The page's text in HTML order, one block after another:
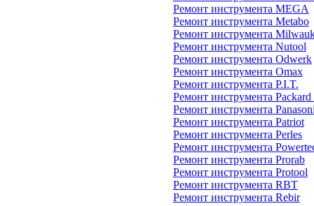
Ремонт инструмента MEGA
Ремонт инструмента Metabo
Ремонт инструмента
Ремонт инструмента Nutool
Ремонт инструмента Odwerk
Ремонт инструмента Omax
Ремонт инструмента P.I.T.
Ремонт инструмента Packard
Ремонт инструмента
Ремонт инструмента Patriot
Ремонт инструмента Perles
Ремонт инструмента
Ремонт инструмента Prorab
Ремонт инструмента Protool
Ремонт инструмента RBT
Ремонт инструмента Rebir